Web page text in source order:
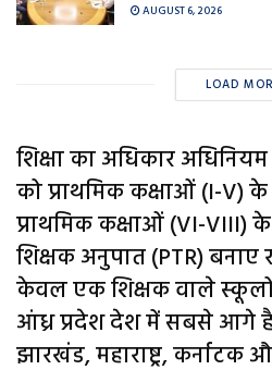
AUGUST 6, 2026
LOAD
शिक्षा का अधिकार
को प्राथमिक कक्षाओं (I-V)
प्राथमिक कक्षाओं (VI-VIII) के
शिक्षक अनुपात (PTR) बनाए
केवल एक शिक्षक वाले
आंध्र प्रदेश देश में सबसे आगे
झारखंड, महाराष्ट्र, कर्नाटक